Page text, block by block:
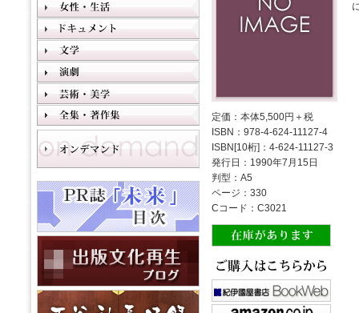
定価：本体5,500円＋税
ISBN：978-4-624-11127-4
ISBN[10桁]：4-624-11127-3
発行日：1990年7月15日
判型：A5
ページ：330
Cコード：C3021